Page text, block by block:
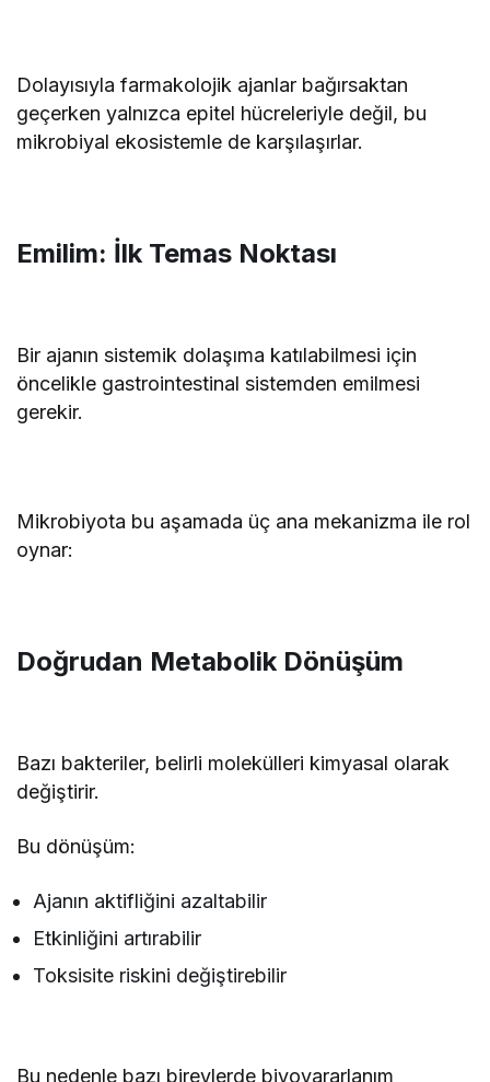
Dolayısıyla farmakolojik ajanlar bağırsaktan
geçerken yalnızca epitel hücreleriyle değil, bu
mikrobiyal ekosistemle de karşılaşırlar.
Emilim: İlk Temas Noktası
Bir ajanın sistemik dolaşıma katılabilmesi için
öncelikle gastrointestinal sistemden emilmesi
gerekir.
Mikrobiyota bu aşamada üç ana mekanizma ile rol
oynar:
Doğrudan Metabolik Dönüşüm
Bazı bakteriler, belirli molekülleri kimyasal olarak
değiştirir.
Bu dönüşüm:
Ajanın aktifliğini azaltabilir
Etkinliğini artırabilir
Toksisite riskini değiştirebilir
Bu nedenle bazı bireylerde biyoyararlanım